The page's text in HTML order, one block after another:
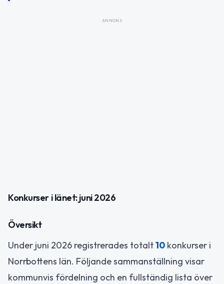
ANNONS
Konkurser i länet: juni 2026
Översikt
Under juni 2026 registrerades totalt10 konkurser i
Norrbottens län. Följande sammanställning visar
kommunvis fördelning och en fullständig lista över